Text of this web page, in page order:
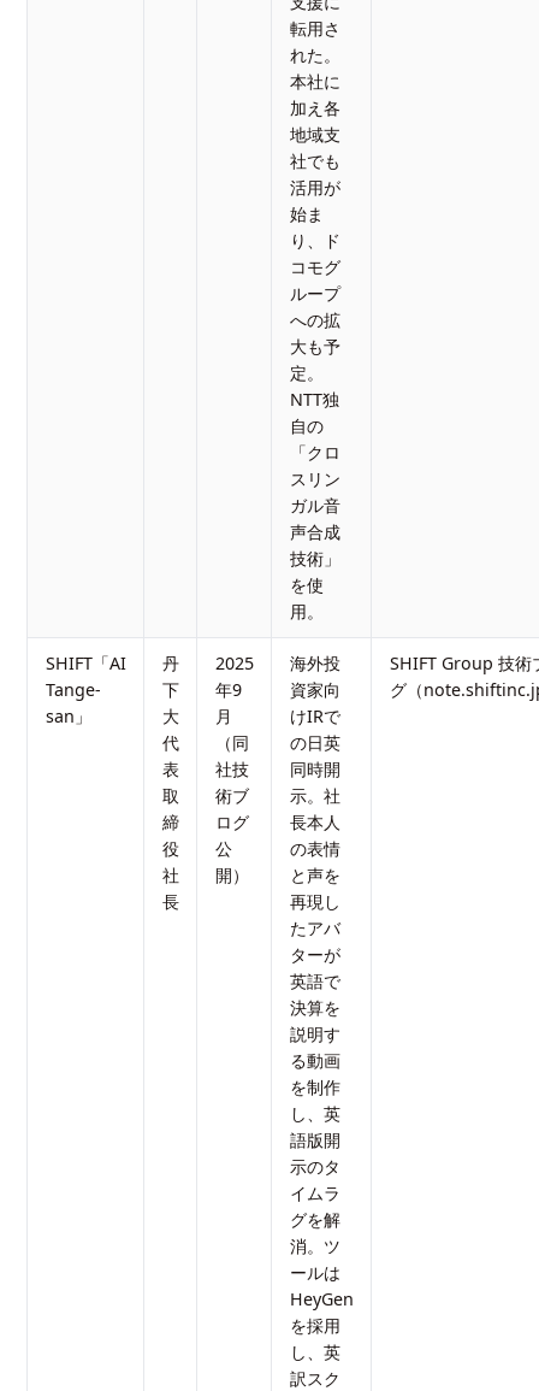
転用さ
れた。
本社に
加え各
地域支
社でも
活用が
始ま
り、ド
コモグ
ループ
への拡
大も予
定。
NTT独
自の
「クロ
スリン
ガル音
声合成
技術」
を使
用。
SHIFT「AI
Tange-
san」
丹
下
大
代
表
取
締
役
社
長
2025
年9
月
（同
社技
術ブ
ログ
公
開）
海外投
資家向
けIRで
の日英
同時開
示。社
長本人
の表情
と声を
再現し
たアバ
ターが
英語で
決算を
説明す
る動画
を制作
し、英
語版開
示のタ
イムラ
グを解
消。ツ
ールは
HeyGen
を採用
し、英
訳スク
SHIFT Group 技術
グ（